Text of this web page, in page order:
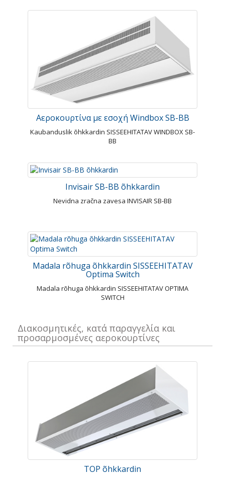
Αεροκουρτίνα με εσοχή Windbox SB-BB
Kaubanduslik õhkkardin SISSEEHITATAV WINDBOX SB-
BB
Invisair SB-BB õhkkardin
Nevidna zračna zavesa INVISAIR SB-BB
Madala rõhuga õhkkardin SISSEEHITATAV
Optima Switch
Madala rõhuga õhkkardin SISSEEHITATAV OPTIMA
SWITCH
Διακοσμητικές, κατά παραγγελία και
προσαρμοσμένες αεροκουρτίνες
TOP õhkkardin